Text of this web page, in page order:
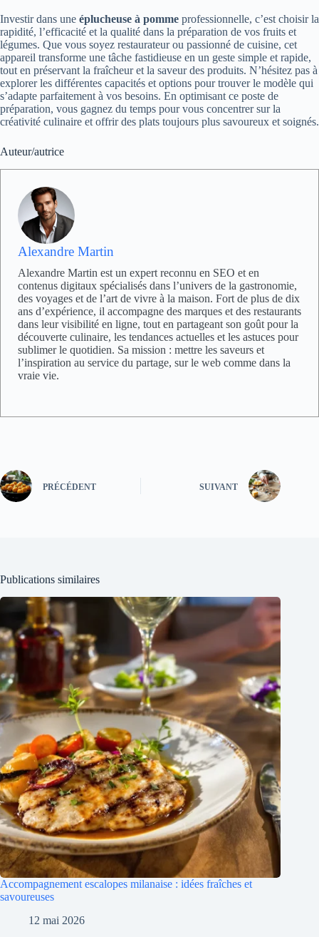
Investir dans une éplucheuse à pomme professionnelle, c’est choisir la
rapidité, l’efficacité et la qualité dans la préparation de vos fruits et
légumes. Que vous soyez restaurateur ou passionné de cuisine, cet
appareil transforme une tâche fastidieuse en un geste simple et rapide,
tout en préservant la fraîcheur et la saveur des produits. N’hésitez pas à
explorer les différentes capacités et options pour trouver le modèle qui
s’adapte parfaitement à vos besoins. En optimisant ce poste de
préparation, vous gagnez du temps pour vous concentrer sur la
créativité culinaire et offrir des plats toujours plus savoureux et soignés.
Auteur/autrice
Alexandre Martin
Alexandre Martin est un expert reconnu en SEO et en
contenus digitaux spécialisés dans l’univers de la gastronomie,
des voyages et de l’art de vivre à la maison. Fort de plus de dix
ans d’expérience, il accompagne des marques et des restaurants
dans leur visibilité en ligne, tout en partageant son goût pour la
découverte culinaire, les tendances actuelles et les astuces pour
sublimer le quotidien. Sa mission : mettre les saveurs et
l’inspiration au service du partage, sur le web comme dans la
vraie vie.
PRÉCÉDENT SUIVANT
Publications similaires
Accompagnement escalopes milanaise : idées fraîches et
savoureuses
12 mai 2026